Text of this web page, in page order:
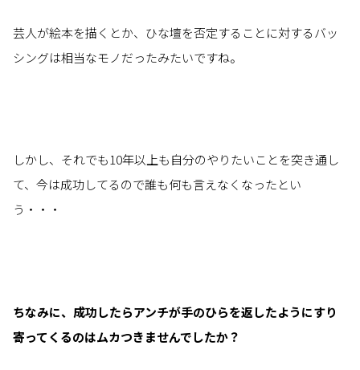
芸人が絵本を描くとか、ひな壇を否定することに対するバッ
シングは相当なモノだったみたいですね。
しかし、それでも10年以上も自分のやりたいことを突き通し
て、今は成功してるので誰も何も言えなくなったとい
う・・・
ちなみに、成功したらアンチが手のひらを返したようにすり
寄ってくるのはムカつきませんでしたか？